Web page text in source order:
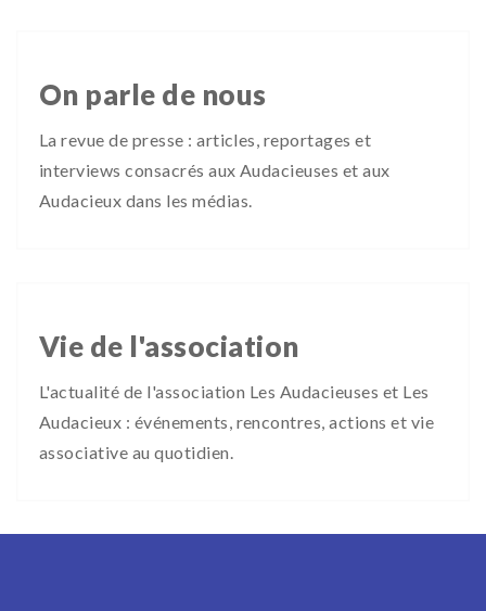
On parle de nous
La revue de presse : articles, reportages et
interviews consacrés aux Audacieuses et aux
Audacieux dans les médias.
Vie de l'association
L'actualité de l'association Les Audacieuses et Les
Audacieux : événements, rencontres, actions et vie
associative au quotidien.